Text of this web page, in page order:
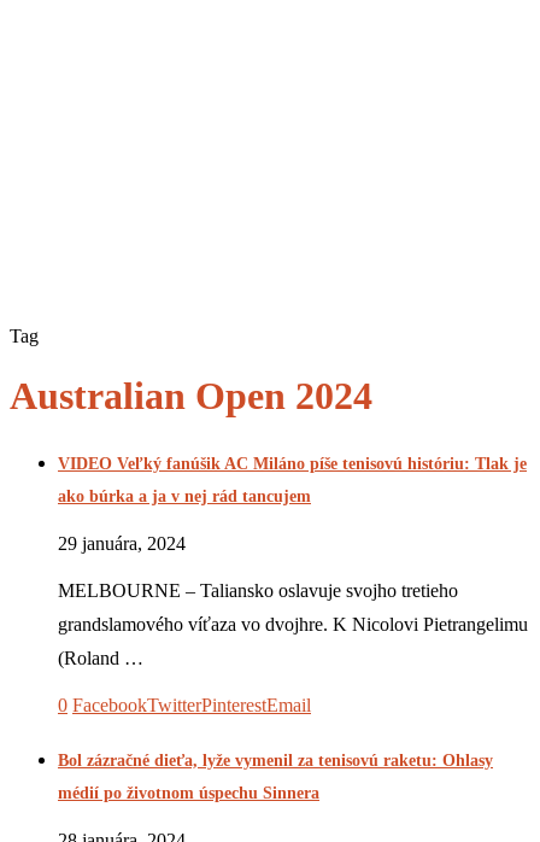
Tag
Australian Open 2024
VIDEO Veľký fanúšik AC Miláno píše tenisovú históriu: Tlak je
ako búrka a ja v nej rád tancujem
29 januára, 2024
MELBOURNE – Taliansko oslavuje svojho tretieho
grandslamového víťaza vo dvojhre. K Nicolovi Pietrangelimu
(Roland …
0 FacebookTwitterPinterestEmail
Bol zázračné dieťa, lyže vymenil za tenisovú raketu: Ohlasy
médií po životnom úspechu Sinnera